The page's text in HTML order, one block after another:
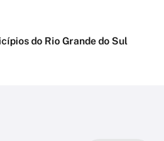
do Rio Grande do Sul